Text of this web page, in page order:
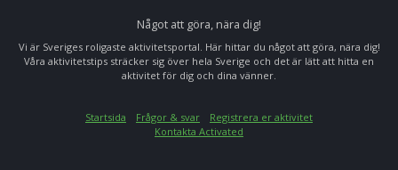
Något att göra, nära dig!
Vi är Sveriges roligaste aktivitetsportal. Här hittar du något att göra, nära dig!
Våra aktivitetstips sträcker sig över hela Sverige och det är lätt att hitta en
aktivitet för dig och dina vänner.
Startsida Frågor & svar
Registrera er aktivitet
Kontakta Activated